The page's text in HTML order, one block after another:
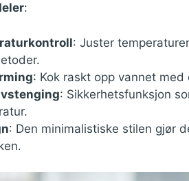
:
: Juster
: Kok raskt opp vannet
: Sikkerhetsfunksjon
: Den minimalistiske stilen gjør